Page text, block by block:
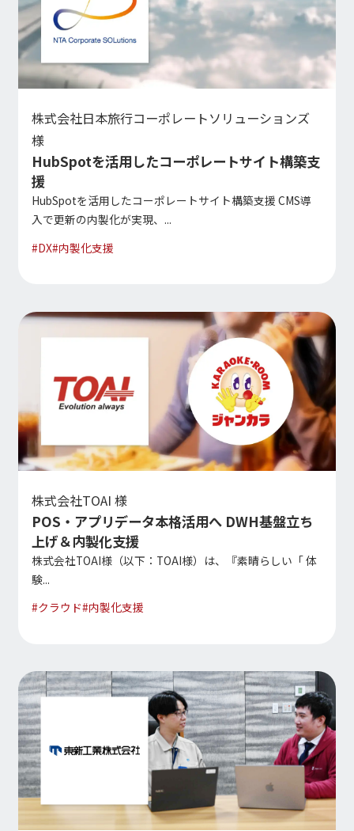
株式会社日本旅行コーポレートソリューションズ
様
HubSpotを活用したコーポレートサイト構築支
援
HubSpotを活用したコーポレートサイト構築支援 CMS導
入で更新の内製化が実現、...
#DX#内製化支援
株式会社TOAI 様
POS・アプリデータ本格活用へ DWH基盤立ち
上げ＆内製化支援
株式会社TOAI様（以下：TOAI様）は、『素晴らしい「 体
験...
#クラウド#内製化支援